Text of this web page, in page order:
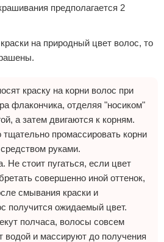
предполагается 2
на природный цвет волос, то
краску на корни волос при
флакончика, отделяя "носиком"
а затем двигаются к корням.
промассировать корни
руками.
Не стоит пугаться, если цвет
совершенно иной оттенок,
смывания краски и
получится ожидаемый цвет.
полчаса, волосы совсем
водой и массируют до получения